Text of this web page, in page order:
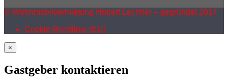
© Wohnmobilvermietung Hubert Lechner – gegründet 2014
Cookie-Richtlinie (EU)
×
Gastgeber kontaktieren